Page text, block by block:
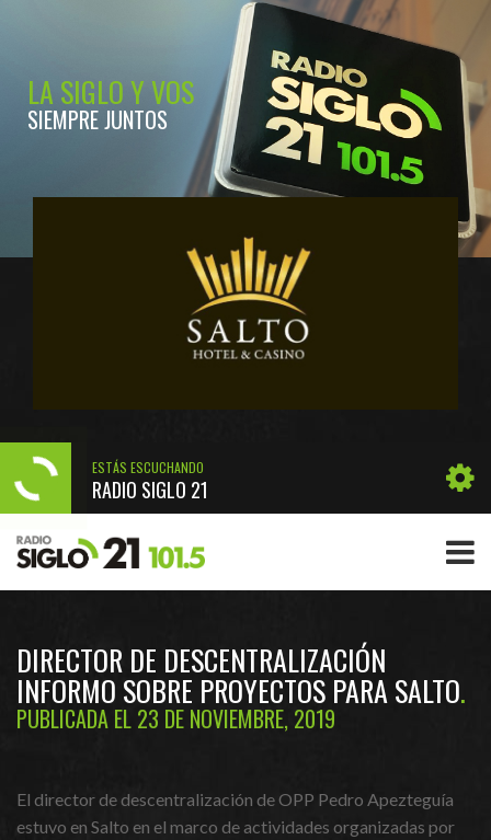
LA SIGLO Y VOS
SIEMPRE JUNTOS
ESTÁS ESCUCHANDO
RADIO SIGLO 21
DIRECTOR DE DESCENTRALIZACIÓN
INFORMO SOBRE PROYECTOS PARA SALTO
PUBLICADA EL 23 DE NOVIEMBRE, 2019
El director de descentralización de OPP Pedro Apezteguía
estuvo en Salto en el marco de actividades organizadas por